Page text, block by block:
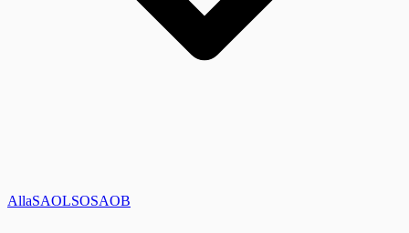
AllaSAOLSOSAOB